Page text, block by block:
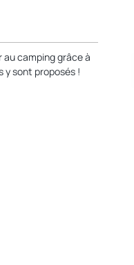
camping grâce à
y sont proposés !